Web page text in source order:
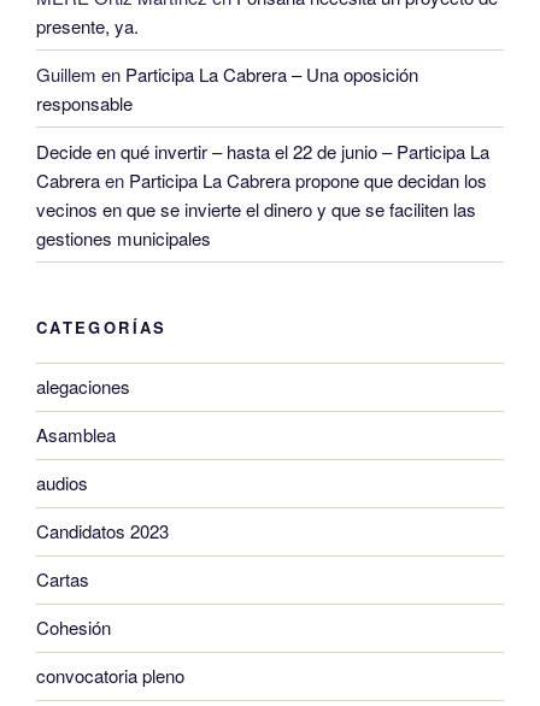
presente, ya.
Guillem en Participa La Cabrera – Una oposición
responsable
Decide en qué invertir – hasta el 22 de junio – Participa La
Cabreraen Participa La Cabrera propone que decidan los
vecinos en que se invierte el dinero y que se faciliten las
gestiones municipales
CATEGORÍAS
alegaciones
Asamblea
audios
Candidatos 2023
Cartas
Cohesión
convocatoria pleno